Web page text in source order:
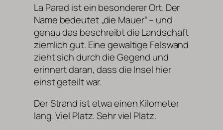
La Pared ist ein besonderer Ort. Der
Name bedeutet „die Mauer“ – und
genau das beschreibt die Landschaft
ziemlich gut. Eine gewaltige Felswand
zieht sich durch die Gegend und
erinnert daran, dass die Insel hier
einst geteilt war.
Der Strand ist etwa einen Kilometer
lang. Viel Platz. Sehr viel Platz.